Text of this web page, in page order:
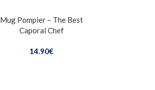
Mug Pompier – The Best
Caporal Chef
14.90€